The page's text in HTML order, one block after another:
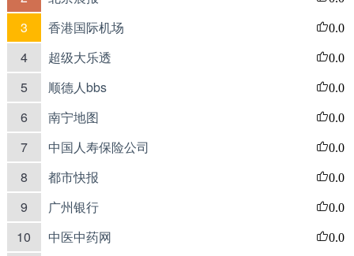
3 香港国际机场 0.0
4 超级大乐透 0.0
5 顺德人bbs 0.0
6 南宁地图 0.0
7 中国人寿保险公司 0.0
8 都市快报 0.0
9 广州银行 0.0
10 中医中药网 0.0